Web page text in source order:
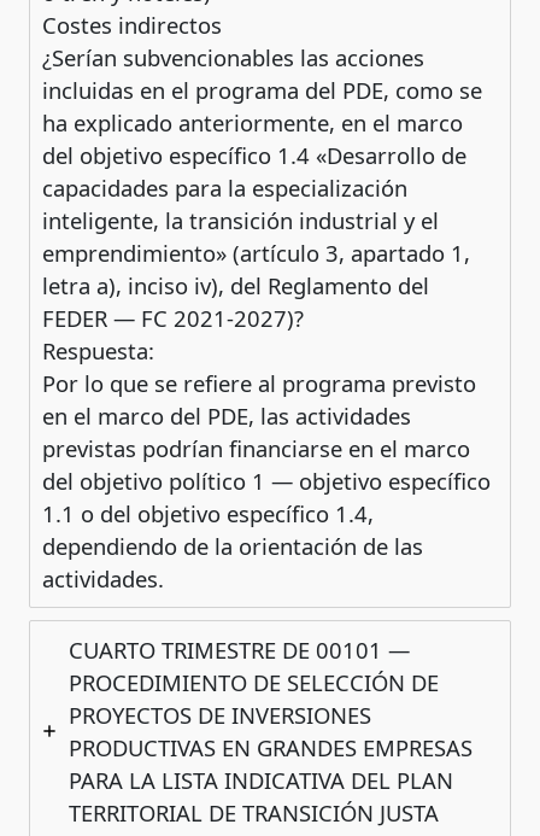
Costes indirectos
¿Serían subvencionables las acciones
incluidas en el programa del PDE, como se
ha explicado anteriormente, en el marco
del objetivo específico 1.4 «Desarrollo de
capacidades para la especialización
inteligente, la transición industrial y el
emprendimiento» (artículo 3, apartado 1,
letra a), inciso iv), del Reglamento del
FEDER — FC 2021-2027)?
Respuesta:
Por lo que se refiere al programa previsto
en el marco del PDE, las actividades
previstas podrían financiarse en el marco
del objetivo político 1 — objetivo específico
1.1 o del objetivo específico 1.4,
dependiendo de la orientación de las
actividades.
CUARTO TRIMESTRE DE 00101 —
PROCEDIMIENTO DE SELECCIÓN DE
PROYECTOS DE INVERSIONES
PRODUCTIVAS EN GRANDES EMPRESAS
PARA LA LISTA INDICATIVA DEL PLAN
TERRITORIAL DE TRANSICIÓN JUSTA